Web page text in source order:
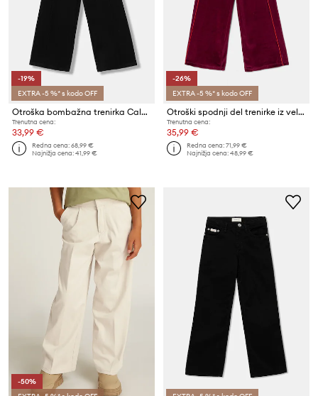
-19%
EXTRA -5 %* s kodo OFF
Otroška bombažna trenirka Calvin Klein Jeans
Trenutna cena:
33,99 €
Redna cena:68,99 €
Najnižja cena:41,99 €
-26%
EXTRA -5 %* s kodo OFF
Otroški spodnji del trenirke iz velurja Calvin Klein Jeans
Trenutna cena:
35,99 €
Redna cena:71,99 €
Najnižja cena:48,99 €
-50%